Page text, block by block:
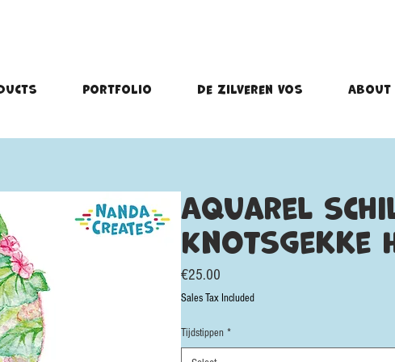
portfolio De Zilveren Vos About
Aquarel
Knotsgekke
€25.00
Sales Tax Included
Tijdstippen *